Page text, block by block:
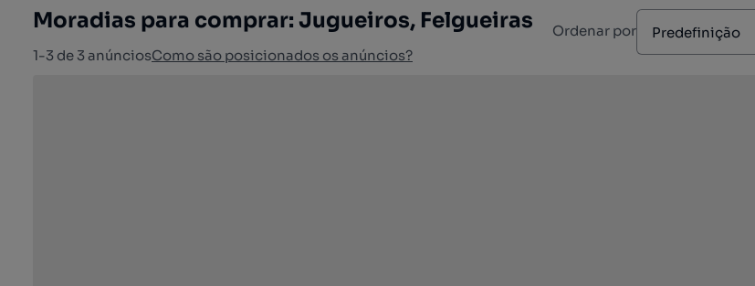
Moradias para comprar: Jugueiros, Felgueiras
1-3 de 3 anúnciosComo são posicionados os anúncios?
Ordenar por Predefinição